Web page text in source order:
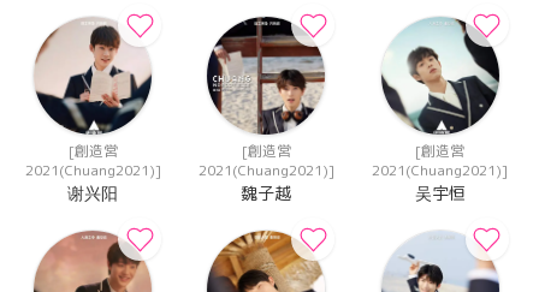
[創造営
2021(Chuang2021)]
谢兴阳
[創造営
2021(Chuang2021)]
魏子越
[創造営
2021(Chuang2021)]
吴宇恒